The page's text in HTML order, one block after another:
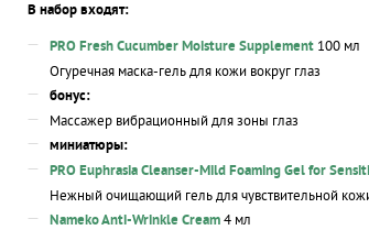
В набор входят:
PRO Fresh Cucumber Moisture Supplement 100 мл
Огуречная маска-гель для кожи вокруг глаз
бонус:
Массажер вибрационный для зоны глаз
миниатюры:
PRO Euphrasia Cleanser-Mild Foaming Gel for
Нежный очищающий гель для чувствительной
NamekoAnti-Wrinkle Cream 4 мл